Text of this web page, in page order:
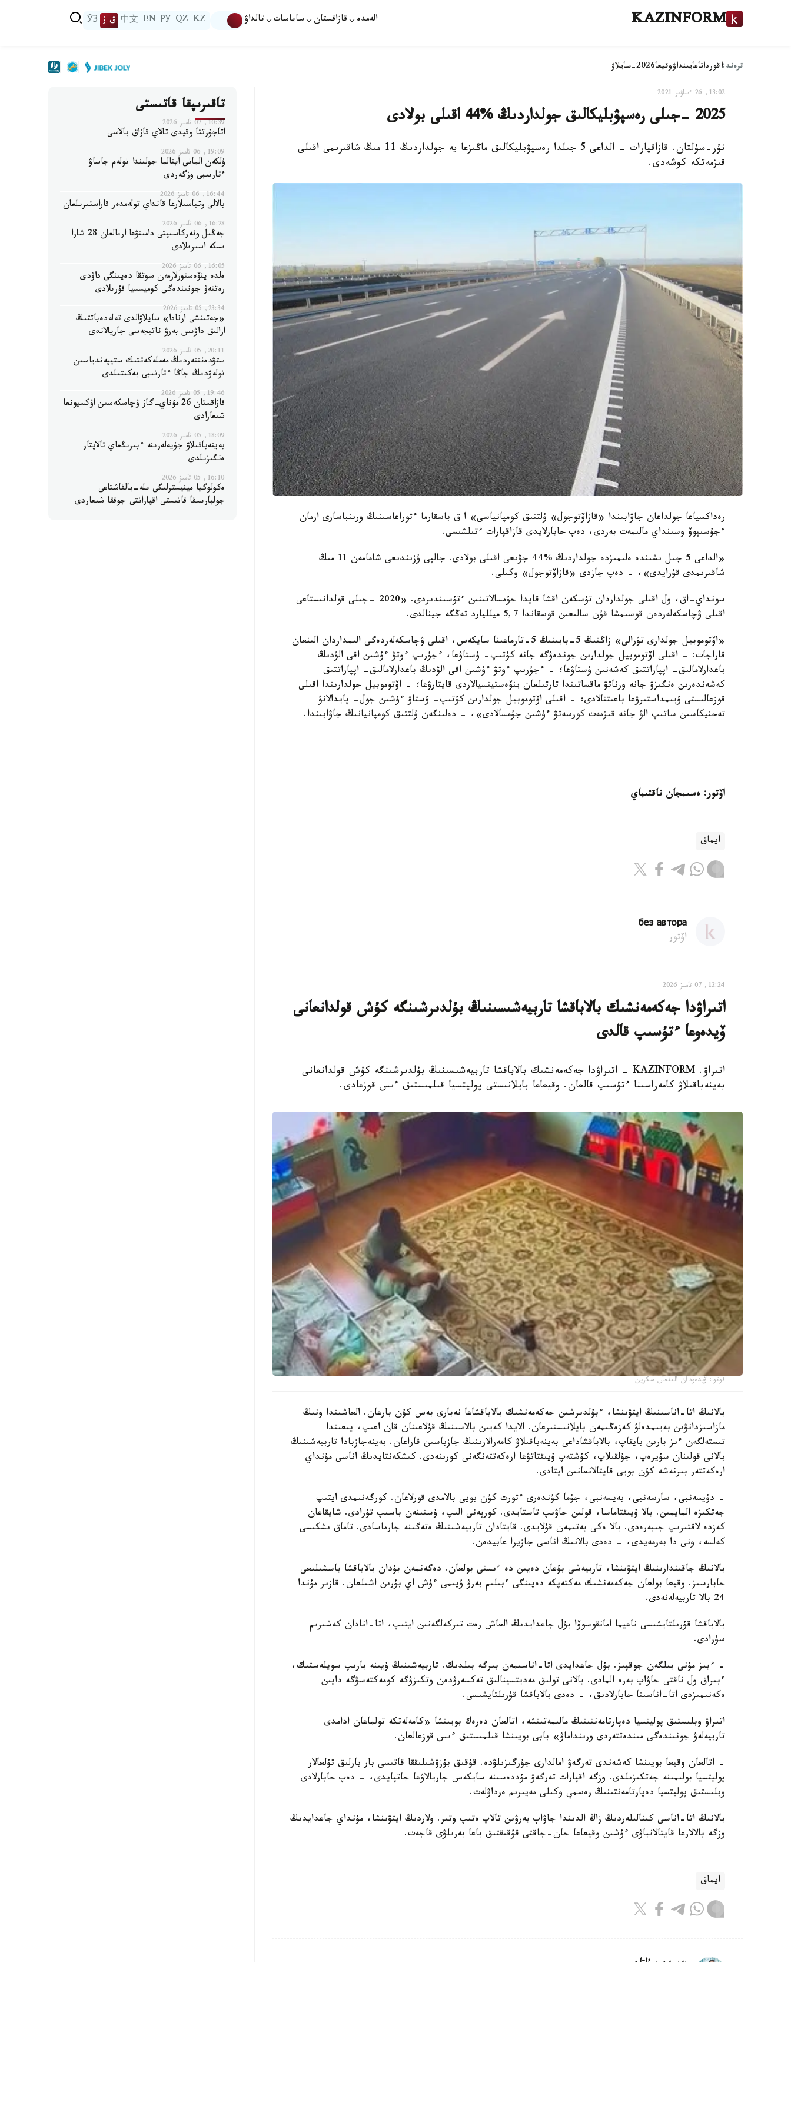
KAZINFORM الەمدە قازاقستان ساياسات تالداۋ KZ
QZ
РУ
EN
中文 ق ز ЎЗ
ترەند:اقورداتاعايىنداۋوقيعا2026-سايلاۋ
13:02, 26 ءساۋىر 2021
2025 -جىلى رەسپۋبليكالىق جولداردىڭ %44 اقىلى بولادى
نۇر-سۇلتان. قازاقپارات - الداعى 5 جىلدا رەسپۋبليكالىق ماڭىزعا يە جولداردىڭ 11 مىڭ شاقىرىمى اقىلى
قىزمەتكە كوشەدى.
رەداكسياعا جولداعان جاۋابىندا «قازاۆتوجول» ۇلتتىق كومپانياسى» ا ق باسقارما ءتوراعاسىنىڭ ورىنباسارى ارمان
ءجۇسىپوۆ وسىنداي مالىمەت بەردى، دەپ حابارلايدى قازاقپارات ءتىلشىسى.
«الداعى 5 جىل ىشىندە ەلىمىزدە جولداردىڭ %44 جۋىعى اقىلى بولادى. جالپى ۇزىندىعى شامامەن 11 مىڭ
شاقىرىمدى قۇرايدى»، - دەپ جازدى «قازاۆتوجول» وكىلى.
سونداي-اق، ول اقىلى جولداردان تۇسكەن اقشا قايدا جۇمسالاتىنىن ءتۇسىندىردى. «2020 -جىلى قولدانىستاعى
اقىلى ۋچاسكەلەردەن قوسىمشا قۇن سالىعىن قوسقاندا 5,7 ميلليارد تەڭگە جينالدى.
«اۆتوموبيل جولدارى تۋرالى» زاڭنىڭ 5-بابىنىڭ 5-تارماعىنا سايكەس، اقىلى ۋچاسكەلەردەگى الىمداردان الىنعان
قاراجات: - اقىلى اۆتوموبيل جولدارىن جوندەۋگە جانە كۇتىپ- ۇستاۋعا، ءجۇرىپ ءوتۋ ءۇشىن اقى الۋدىڭ
باعدارلامالىق- اپپاراتتىق كەشەنىن ۇستاۋعا؛ - ءجۇرىپ ءوتۋ ءۇشىن اقى الۋدىڭ باعدارلامالىق- اپپاراتتىق
كەشەندەرىن ەنگىزۋ جانە ورناتۋ ماقساتىندا تارتىلعان ينۆەستيتسيالاردى قايتارۋعا؛ - اۆتوموبيل جولدارىندا اقىلى
قوزعالىستى ۇيىمداستىرۋعا باعىتتالادى؛ - اقىلى اۆتوموبيل جولدارىن كۇتىپ- ۇستاۋ ءۇشىن جول- پايدالانۋ
تەحنيكاسىن ساتىپ الۋ جانە قىزمەت كورسەتۋ ءۇشىن جۇمسالادى»، - دەلىنگەن ۇلتتىق كومپانيانىڭ جاۋابىندا.
اۆتور: ەسىمجان ناقتىباي
ايماق
без автора
اۆتور
12:24, 07 تامىز 2026
اتىراۋدا جەكەمەنشىك بالاباقشا تاربيەشىسىنىڭ بۇلدىرشىنگە كۇش قولدانعانى
ۆيدەوعا ءتۇسىپ قالدى
اتىراۋ. KAZINFORM - اتىراۋدا جەكەمەنشىك بالاباقشا تاربيەشىسىنىڭ بۇلدىرشىنگە كۇش قولدانعانى
بەينەباقىلاۋ كامەراسىنا ءتۇسىپ قالعان. وقيعاعا بايلانىستى پوليتسيا قىلمىستىق ءىس قوزعادى.
فوتو: ۆيدەودان الىنعان سكرين
بالانىڭ اتا-اناسىنىڭ ايتۋىنشا، ءبۇلدىرشىن جەكەمەنشىك بالاباقشاعا نەبارى بەس كۇن بارعان. العاشىندا ونىڭ
مازاسىزدانۋىن بەيىمدەلۋ كەزەڭىمەن بايلانىستىرعان. الايدا كەيىن بالاسىنىڭ قۇلاعىنان قان اعىپ، يىعىندا
تىستەلگەن ءىز بارىن بايقاپ، بالاباقشاداعى بەينەباقىلاۋ كامەرالارىنىڭ جازباسىن قاراعان. بەينەجازبادا تاربيەشىنىڭ
بالانى قولىنان سۇيرەپ، جۇلقىلاپ، كۇشتەپ ۇيىقتاتۋعا ارەكەتتەنگەنى كورىنەدى. كىشكەنتايدىڭ اناسى مۇنداي
ارەكەتتەر بىرنەشە كۇن بويى قايتالانعانىن ايتادى.
- دۇيسەنبى، سارسەنبى، بەيسەنبى، جۇما كۇندەرى ءتورت كۇن بويى بالامدى قورلاعان. كورگەنىمدى ايتىپ
جەتكىزە المايمىن. بالا ۇيىقتاماسا، قولىن جاۋىپ تاستايدى. كورپەنى الىپ، ۇستىنەن باسىپ تۇرادى. شايقاعان
كەزدە لاقتىرىپ جىبەرەدى. بالا ەكى بەتىمەن قۇلايدى. قايتادان تاربيەشىنىڭ ەتەگىنە جارماسادى. تاماق ىشكىسى
كەلسە، ونى دا بەرمەيدى، - دەدى بالانىڭ اناسى جازيرا عابيدەن.
بالانىڭ جاقىندارىنىڭ ايتۋىنشا، تاربيەشى بۇعان دەيىن دە ءىستى بولعان. دەگەنمەن بۇدان بالاباقشا باسشىلىعى
حابارسىز. وقيعا بولعان جەكەمەنشىك مەكتەپكە دەيىنگى ءبىلىم بەرۋ ۇيىمى ءۇش اي بۇرىن اشىلعان. قازىر مۇندا
24 بالا تاربيەلەنەدى.
بالاباقشا قۇرىلتايشىسى ناعيما امانقوسوۆا بۇل جاعدايدىڭ العاش رەت تىركەلگەنىن ايتىپ، اتا-انادان كەشىرىم
سۇرادى.
- ءبىز مۇنى بىلگەن جوقپىز. بۇل جاعدايدى اتا-اناسىمەن بىرگە بىلدىك. تاربيەشىنىڭ ۇيىنە بارىپ سويلەستىك،
ءبىراق ول ناقتى جاۋاپ بەرە المادى. بالانى تولىق مەديتسينالىق تەكسەرۋدەن وتكىزۋگە كومەكتەسۋگە دايىن
ەكەنىمىزدى اتا-اناسىنا حابارلادىق، - دەدى بالاباقشا قۇرىلتايشىسى.
اتىراۋ وبلىستىق پوليتسيا دەپارتامەنتىنىڭ مالىمەتىنشە، اتالعان دەرەك بويىنشا «كامەلەتكە تولماعان ادامدى
تاربيەلەۋ جونىندەگى مىندەتتەردى ورىنداماۋ» بابى بويىنشا قىلمىستىق ءىس قوزعالعان.
- اتالعان وقيعا بويىنشا كەشەندى تەرگەۋ امالدارى جۇرگىزىلۋدە. قۇقىق بۇزۋشىلىققا قاتىسى بار بارلىق تۇلعالار
پوليتسيا بولىمىنە جەتكىزىلدى. وزگە اقپارات تەرگەۋ مۇددەسىنە سايكەس جاريالاۋعا جاتپايدى، - دەپ حابارلادى
وبلىستىق پوليتسيا دەپارتامەنتىنىڭ رەسمي وكىلى مەيىرىم ەرداۋلەت.
بالانىڭ اتا-اناسى كىنالىلەردىڭ زاڭ الدىندا جاۋاپ بەرۋىن تالاپ ەتىپ وتىر. ولاردىڭ ايتۋىنشا، مۇنداي جاعدايدىڭ
وزگە بالالارعا قايتالانباۋى ءۇشىن وقيعاعا جان-جاقتى قۇقىقتىق باعا بەرىلۋى قاجەت.
ايماق
بەيسەن سۇلتان
تاقىرىپقا قاتىستى
10:39, 07 تامىز 2026
اتاجۇرتتا وقيدى تالاي قازاق بالاسى
19:09, 06 تامىز 2026
ۇلكەن الماتى اينالما جولىندا تولەم جاساۋ
ءتارتىبى وزگەردى
16:44, 06 تامىز 2026
بالالى وتباسىلارعا قانداي تولەمدەر قاراستىرىلعان
16:28, 06 تامىز 2026
جەڭىل ونەركاسىپتى دامىتۋعا ارنالعان 28 شارا
ىسكە اسىرىلادى
16:05, 06 تامىز 2026
ەلدە ينۆەستورلارمەن سوتقا دەيىنگى داۋدى
رەتتەۋ جونىندەگى كوميسسيا قۇرىلادى
23:34, 05 تامىز 2026
«جەتىنشى ارنادا» سايلاۋالدى تەلەدەباتتىڭ
ارالىق داۋىس بەرۋ ناتيجەسى جاريالاندى
20:11, 05 تامىز 2026
ستۋدەنتتەردىڭ مەملەكەتتىك ستيپەندياسىن
تولەۋدىڭ جاڭا ءتارتىبى بەكىتىلدى
19:46, 05 تامىز 2026
قازاقستان 26 مۇناي-گاز ۋچاسكەسىن اۋكسيونعا
شىعارادى
18:09, 05 تامىز 2026
بەينەباقىلاۋ جۇيەلەرىنە ءبىرىڭعاي تالاپتار
ەنگىزىلدى
16:10, 05 تامىز 2026
ەكولوگيا مينيسترلىگى ىلە-بالقاشتاعى
جولبارىسقا قاتىستى اقپاراتتى جوققا شىعاردى